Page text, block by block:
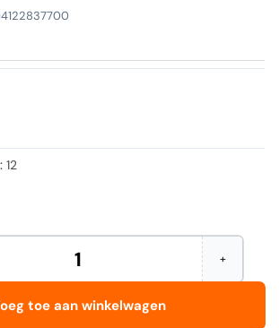
12
+Verhoog
het
toe aan winkelwagen